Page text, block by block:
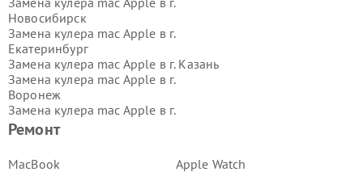
Ремонт
MacBook
Apple Watch
Новосибирск
Замена кулера mac Apple в г.
Екатеринбург
Замена кулера mac Apple в г. Казань
Замена кулера mac Apple в г.
Воронеж
Замена кулера mac Apple в г.
Волгоград
Замена кулера mac Apple в г. Пермь
Замена кулера mac Apple в г.